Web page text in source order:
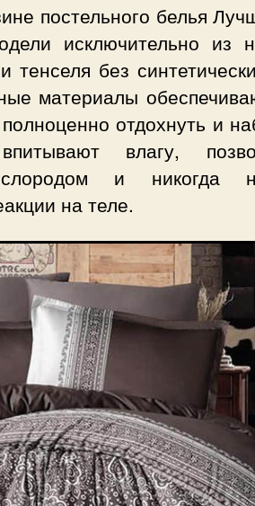
постельного белья
исключительно из
тенселя без
материалы
отдохнуть и
влагу,
и никогда
на теле.